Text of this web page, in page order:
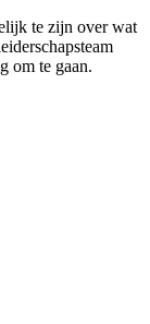
te zijn over wat
om te gaan.